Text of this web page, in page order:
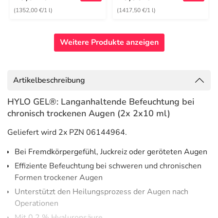
(1352,00 €/1 l) (1417,50 €/1 l)
Weitere Produkte anzeigen
Artikelbeschreibung
HYLO GEL®: Langanhaltende Befeuchtung bei
chronisch trockenen Augen (2x 2x10 ml)
Geliefert wird 2x PZN 06144964.
Bei Fremdkörpergefühl, Juckreiz oder geröteten Augen
Effiziente Befeuchtung bei schweren und chronischen
Formen trockener Augen
Unterstützt den Heilungsprozess der Augen nach
Operationen